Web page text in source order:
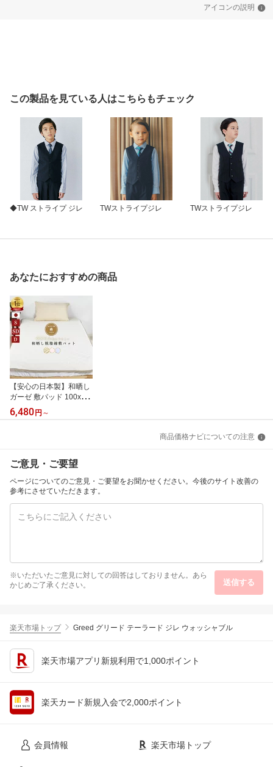
アイコンの説明
この製品を見ている人はこちらもチェック
◆TW ストライプ ジレ TWストライプジレ TWストライプジレ
あなたにおすすめの商品
【安心の日本製】和晒し
ガーゼ 敷パッド 100x20
5 シングル 120x205 セミ
ダブル 140x205 ダブル
んわり やわらか オール
シーズン 無添加 洗濯可
6,480 円 ～
商品価格ナビについての注意
ご意見・ご要望
ページについてのご意見・ご要望をお聞かせください。今後のサイト改善の
参考にさせていただきます。
※いただいたご意見に対しての回答はしておりません。あら
かじめご了承ください。
送信する
楽天市場トップ Greed グリード テーラード ジレ ウォッシャブル
楽天市場アプリ新規利用で1,000ポイント
楽天カード新規入会で2,000ポイント
会員情報 楽天市場トップ